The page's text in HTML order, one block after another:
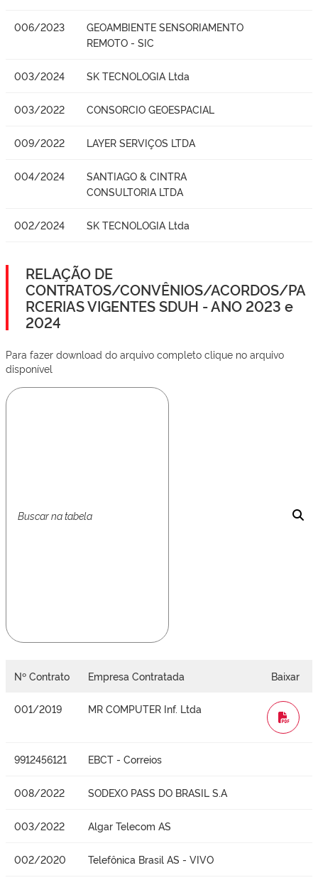
006/2023
GEOAMBIENTE SENSORIAMENTO
REMOTO - SIC
003/2024 SK TECNOLOGIA Ltda
003/2022 CONSORCIO GEOESPACIAL
009/2022 LAYER SERVIÇOS LTDA
004/2024
SANTIAGO & CINTRA
CONSULTORIA LTDA
002/2024 SK TECNOLOGIA Ltda
RELAÇÃO DE
CONTRATOS/CONVÊNIOS/ACORDOS/PA
RCERIAS VIGENTES SDUH - ANO 2023 e
2024
Para fazer download do arquivo completo clique no arquivo
disponível
Nº Contrato Empresa Contratada Baixar
001/2019 MR COMPUTER Inf. Ltda
WORD
9912456121 EBCT - Correios
008/2022 SODEXO PASS DO BRASIL S.A
003/2022 Algar Telecom AS
002/2020 Telefônica Brasil AS - VIVO